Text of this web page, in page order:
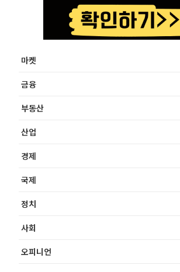
마켓
금융
부동산
산업
경제
국제
정치
사회
오피니언